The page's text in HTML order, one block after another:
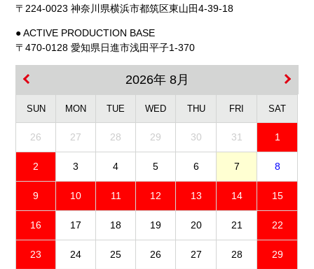
〒224-0023 神奈川県横浜市都筑区東山田4-39-18
● ACTIVE PRODUCTION BASE
〒470-0128 愛知県日進市浅田平子1-370
2026年 8月
SUN MON TUE WED THU FRI SAT
26 27 28 29 30 31 1
2 3 4 5 6 7 8
9 10 11 12 13 14 15
16 17 18 19 20 21 22
23 24 25 26 27 28 29